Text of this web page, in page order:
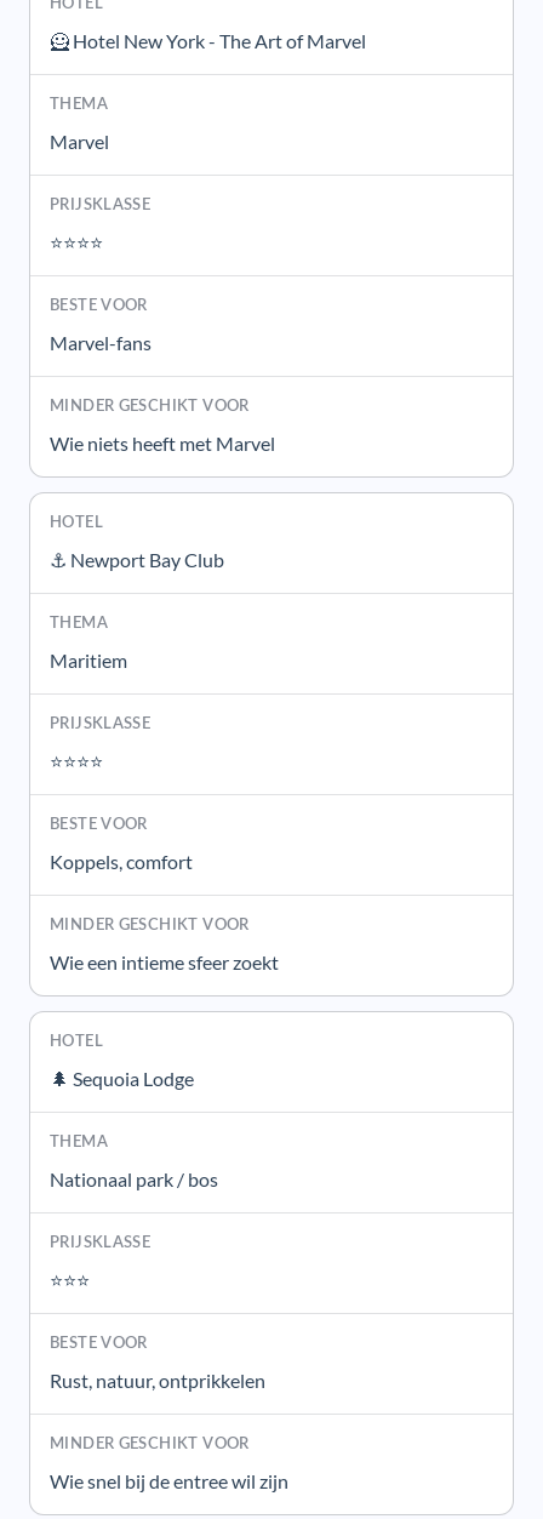
🦸 Hotel New York - The Art of Marvel
Marvel
⭐⭐⭐⭐
Marvel-fans
Wie niets heeft met Marvel
⚓ Newport Bay Club
Maritiem
⭐⭐⭐⭐
Koppels, comfort
Wie een intieme sfeer zoekt
🌲 Sequoia Lodge
Nationaal park / bos
⭐⭐⭐
Rust, natuur, ontprikkelen
Wie snel bij de entree wil zijn